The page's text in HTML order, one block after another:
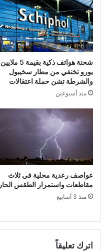
شحنة هواتف ذكية بقيمة 5 ملايين
يورو تختفي من مطار سخيبول
والشرطة تشن حملة اعتقالات
منذ أسبوعين
عواصف رعدية محلية في ثلاث
مقاطعات واستمرار الطقس الحار
منذ 3 أسابيع
اترك تعليقاً